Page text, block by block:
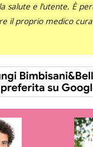
salute e l’utente. È
il proprio medico